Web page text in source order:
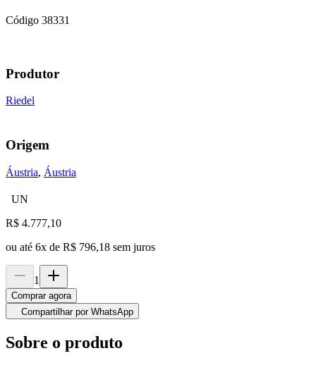
Código 38331
Produtor
Riedel
Origem
Áustria, Áustria
UN
R$ 4.777,10
ou até 6x de R$ 796,18 sem juros
1
Comprar agora
Compartilhar por WhatsApp
Sobre o produto